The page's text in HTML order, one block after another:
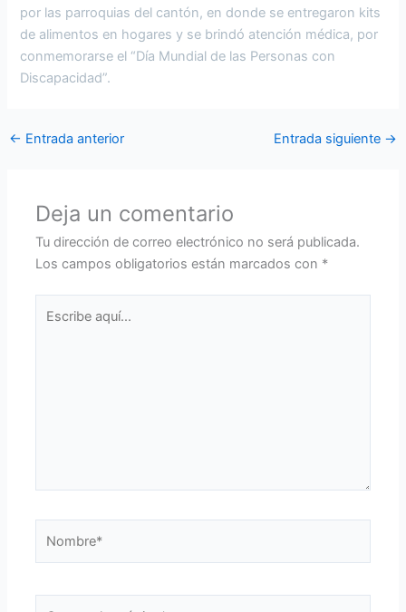
por las parroquias del cantón, en donde se entregaron kits
de alimentos en hogares y se brindó atención médica, por
conmemorarse el “Día Mundial de las Personas con
Discapacidad”.
← Entrada anterior Entrada siguiente →
Deja un comentario
Tu dirección de correo electrónico no será publicada.
Los campos obligatorios están marcados con *